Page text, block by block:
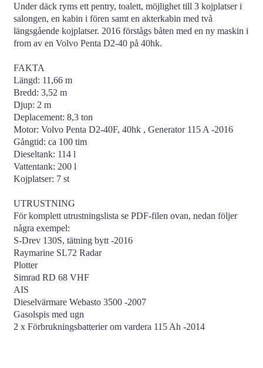
Under däck ryms ett pentry, toalett, möjlighet till 3 kojplatser i
salongen, en kabin i fören samt en akterkabin med två
längsgående kojplatser. 2016 förstågs båten med en ny maskin i
from av en Volvo Penta D2-40 på 40hk.
FAKTA
Längd: 11,66 m
Bredd: 3,52 m
Djup: 2 m
Deplacement: 8,3 ton
Motor: Volvo Penta D2-40F, 40hk , Generator 115 A -2016
Gångtid: ca 100 tim
Dieseltank: 114 l
Vattentank: 200 l
Kojplatser: 7 st
UTRUSTNING
För komplett utrustningslista se PDF-filen ovan, nedan följer
några exempel:
S-Drev 130S, tätning bytt -2016
Raymarine SL72 Radar
Plotter
Simrad RD 68 VHF
AIS
Dieselvärmare Webasto 3500 -2007
Gasolspis med ugn
2 x Förbrukningsbatterier om vardera 115 Ah -2014